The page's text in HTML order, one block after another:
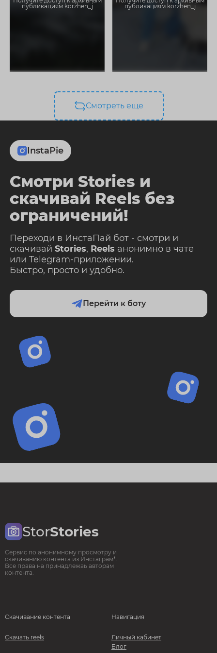
публикациям korzhen_j
публикациям korzhen_j
Смотреть еще
InstaPie
Смотри Stories и
скачивай Reels без
ограничений!
Переходи в ИнстаПай бот - смотри и
скачивай Stories, Reels анонимно в чате
или Telegram-приложении.
Быстро, просто и удобно.
Перейти к боту
StorStories
Сервис по анонимному просмотру и
скачиванию контента из Инстаграм*.
Все права на принадлежаь авторам
контента.
Скачивание контента
Скачать reels
Навигация
Личный кабинет
Блог